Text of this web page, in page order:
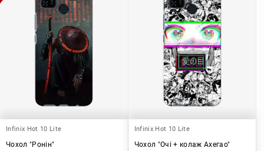
Infinix Hot 10 Lite
Чохол "Ронін"
Infinix Hot 10 Lite
Чохол "Очі + колаж Ахегао"